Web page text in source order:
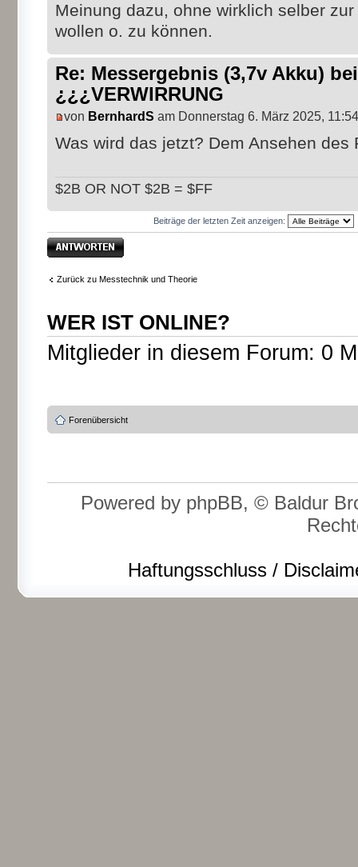
Meinung dazu, ohne wirklich selber
wollen o. zu können.
Re: Messergebnis (3,7v Akku)
¿¿¿VERWIRRUNG
von BernhardS am Donnerstag 6. März 2025, 11:54
Was wird das jetzt? Dem Ansehen des
$2B OR NOT $2B = $FF
Beiträge der letzten Zeit anzeigen:
Antwort erstellen
Zurück zu Messtechnik und Theorie
WER IST ONLINE?
Mitglieder in diesem Forum: 0
Forenübersicht
Powered by phpBB, © Baldur
Haftungsschluss /